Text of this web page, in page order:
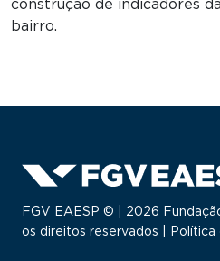
construção de indicadores
bairro.
FGV EAESP © | 2026
os direitos reservados |
Política